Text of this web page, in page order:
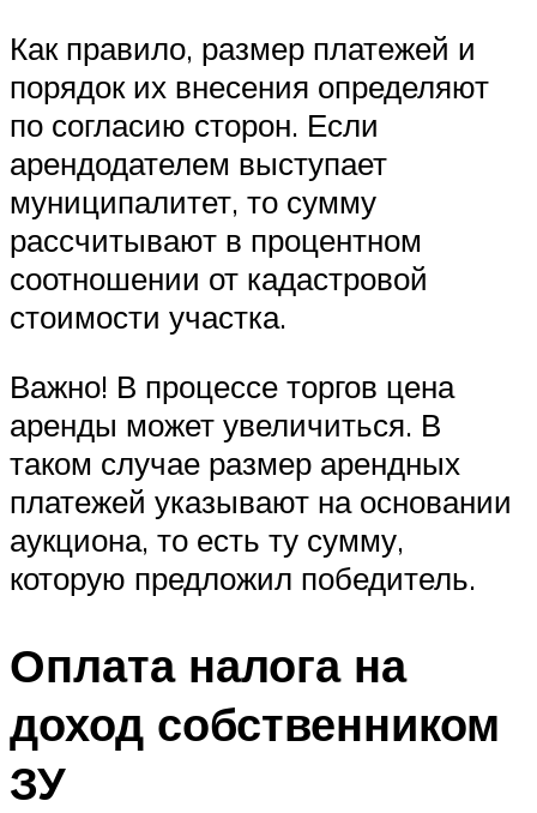
Как правило, размер платежей и
порядок их внесения определяют
по согласию сторон. Если
арендодателем выступает
муниципалитет, то сумму
рассчитывают в процентном
соотношении от кадастровой
стоимости участка.
Важно! В процессе торгов цена
аренды может увеличиться. В
таком случае размер арендных
платежей указывают на основании
аукциона, то есть ту сумму,
которую предложил победитель.
Оплата налога на
доход собственником
ЗУ